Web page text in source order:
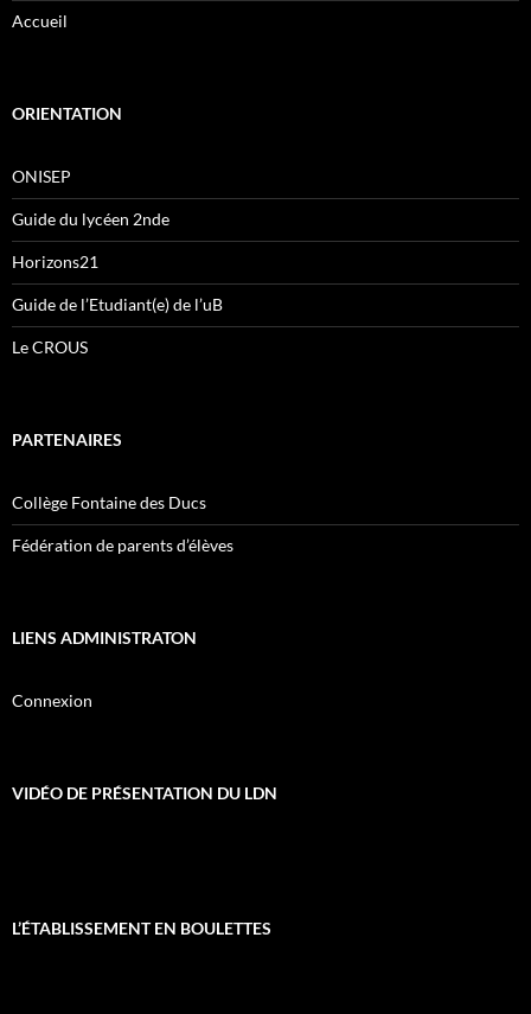
Accueil
ORIENTATION
ONISEP
Guide du lycéen 2nde
Horizons21
Guide de l’Etudiant(e) de l’uB
Le CROUS
PARTENAIRES
Collège Fontaine des Ducs
Fédération de parents d’élèves
LIENS ADMINISTRATON
Connexion
VIDÉO DE PRÉSENTATION DU LDN
L’ÉTABLISSEMENT EN BOULETTES